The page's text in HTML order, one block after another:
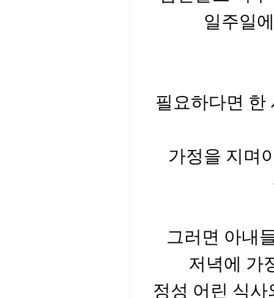
일주일에
필요하다면 한
가정을 지며
그러면 아내
저녁에 가
정성 어린 식